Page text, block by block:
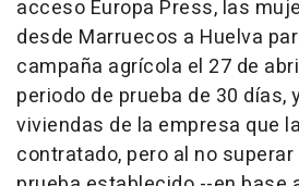
acceso Europa Press, las
desde Marruecos a Huelva
campaña agrícola el 27 de
periodo de prueba de 30 días,
viviendas de la empresa que
contratado, pero al no